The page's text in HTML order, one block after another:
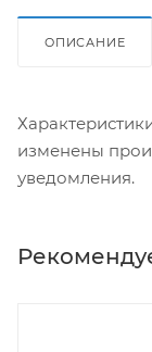
ОПИСАНИЕ
изменены
уведомления.